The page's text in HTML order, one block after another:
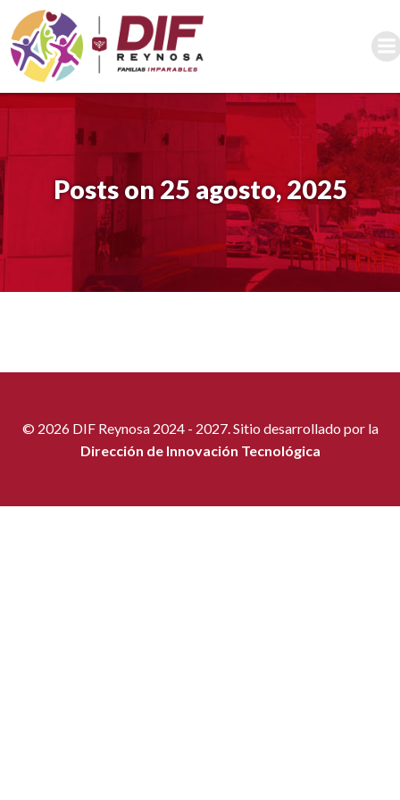
al
contenido
Posts on 25 agosto, 2025
© 2026 DIF Reynosa 2024 - 2027. Sitio desarrollado por la
Dirección de Innovación Tecnológica